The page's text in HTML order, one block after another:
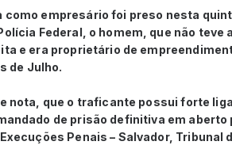
empresário foi preso nesta
Federal, o homem, que não
e era proprietário de
de Julho.
nota, que o traficante possui forte
de prisão definitiva em
Penais – Salvador,